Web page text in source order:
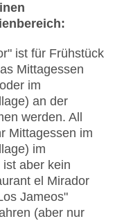
ist für Frühstück
Mittagessen
im
an der
werden. All
Mittagessen im
im
aber kein
el Mirador
Jameos"
(aber nur